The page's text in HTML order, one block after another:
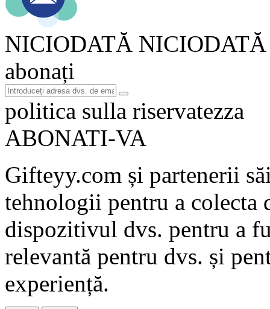
NICIODATĂ NICIODATĂ
abonați
politica sulla riservatezza
ABONATI-VA
Gifteyy.com și partenerii
tehnologii pentru a colecta
dispozitivul dvs. pentru a
relevantă pentru dvs. și
experiență.